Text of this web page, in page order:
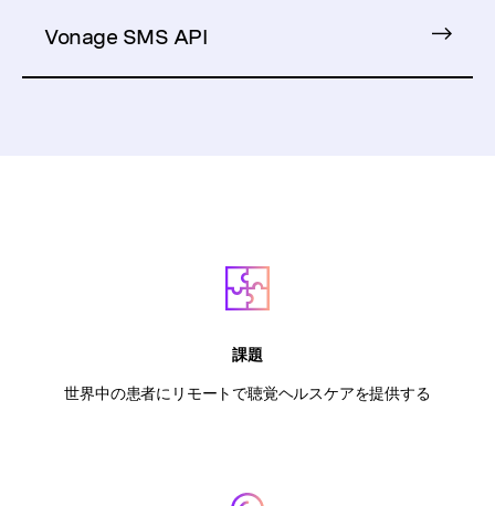
Vonage SMS API
課題
世界中の患者にリモートで聴覚ヘルスケアを提供する